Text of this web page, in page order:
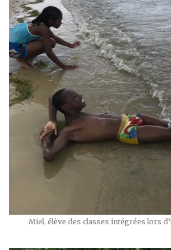
Miel, élève des classes intégrées lors